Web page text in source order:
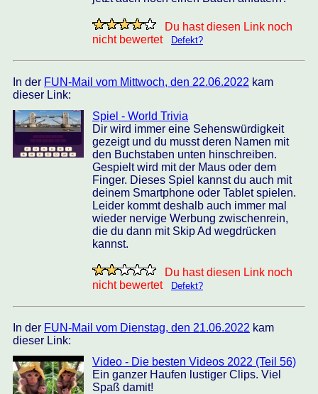
Du hast diesen Link noch
nicht bewertet
Defekt?
In der FUN-Mail vom Mittwoch, den 22.06.2022 kam
dieser Link:
Spiel - World Trivia
Dir wird immer eine Sehenswürdigkeit
gezeigt und du musst deren Namen mit
den Buchstaben unten hinschreiben.
Gespielt wird mit der Maus oder dem
Finger. Dieses Spiel kannst du auch mit
deinem Smartphone oder Tablet spielen.
Leider kommt deshalb auch immer mal
wieder nervige Werbung zwischenrein,
die du dann mit Skip Ad wegdrücken
kannst.
Du hast diesen Link noch
nicht bewertet
Defekt?
In der FUN-Mail vom Dienstag, den 21.06.2022 kam
dieser Link:
Video - Die besten Videos 2022 (Teil 56)
Ein ganzer Haufen lustiger Clips. Viel
Spaß damit!